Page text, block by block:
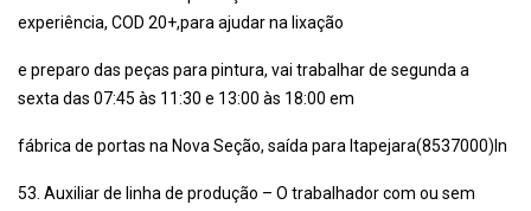
experiência, COD 20+,para ajudar na lixação
e preparo das peças para pintura, vai trabalhar de segunda a
sexta das 07:45 às 11:30 e 13:00 às 18:00 em
fábrica de portas na Nova Seção, saída para Itapejara(8537000)In
53. Auxiliar de linha de produção – O trabalhador com ou sem